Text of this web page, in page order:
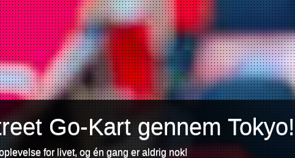
Go-Kart gennem Tokyo!
for livet, og én gang er aldrig nok!